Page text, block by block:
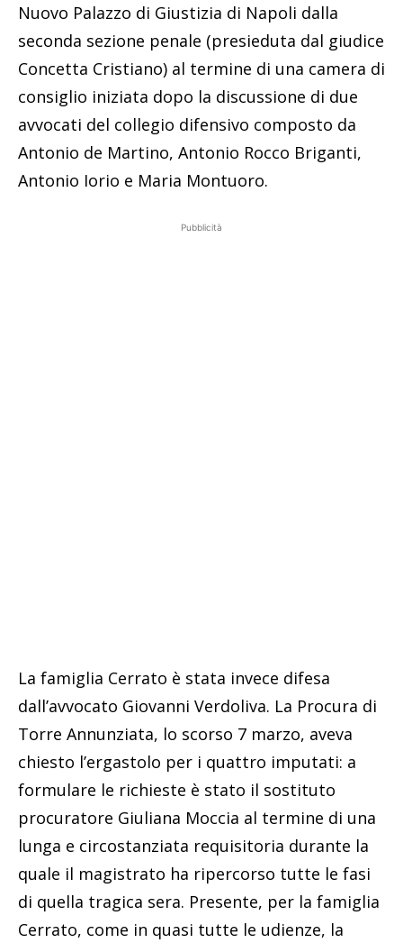
Nuovo Palazzo di Giustizia di Napoli dalla
seconda sezione penale (presieduta dal giudice
Concetta Cristiano) al termine di una camera di
consiglio iniziata dopo la discussione di due
avvocati del collegio difensivo composto da
Antonio de Martino, Antonio Rocco Briganti,
Antonio Iorio e Maria Montuoro.
Pubblicità
La famiglia Cerrato è stata invece difesa
dall’avvocato Giovanni Verdoliva. La Procura di
Torre Annunziata, lo scorso 7 marzo, aveva
chiesto l’ergastolo per i quattro imputati: a
formulare le richieste è stato il sostituto
procuratore Giuliana Moccia al termine di una
lunga e circostanziata requisitoria durante la
quale il magistrato ha ripercorso tutte le fasi
di quella tragica sera. Presente, per la famiglia
Cerrato, come in quasi tutte le udienze, la